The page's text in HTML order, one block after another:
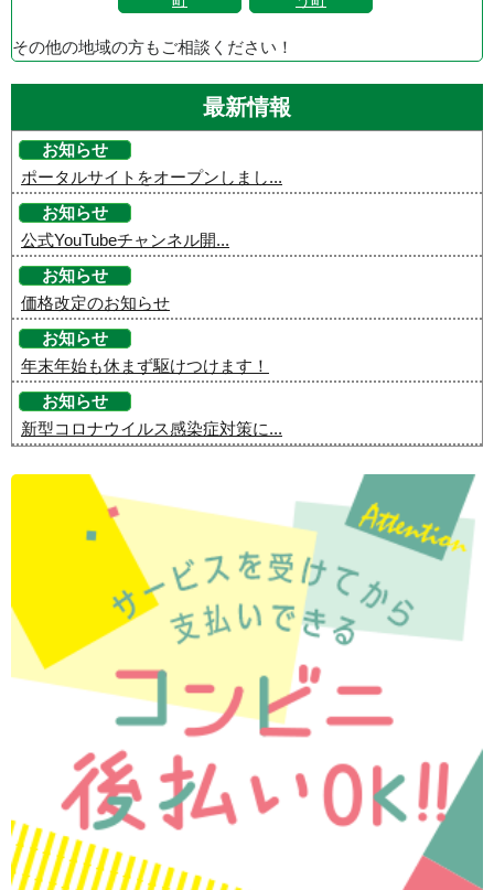
その他の地域の方もご相談ください！
最新情報
お知らせ
ポータルサイトをオープンしまし...
お知らせ
公式YouTubeチャンネル開...
お知らせ
価格改定のお知らせ
お知らせ
年末年始も休まず駆けつけます！
お知らせ
新型コロナウイルス感染症対策に...